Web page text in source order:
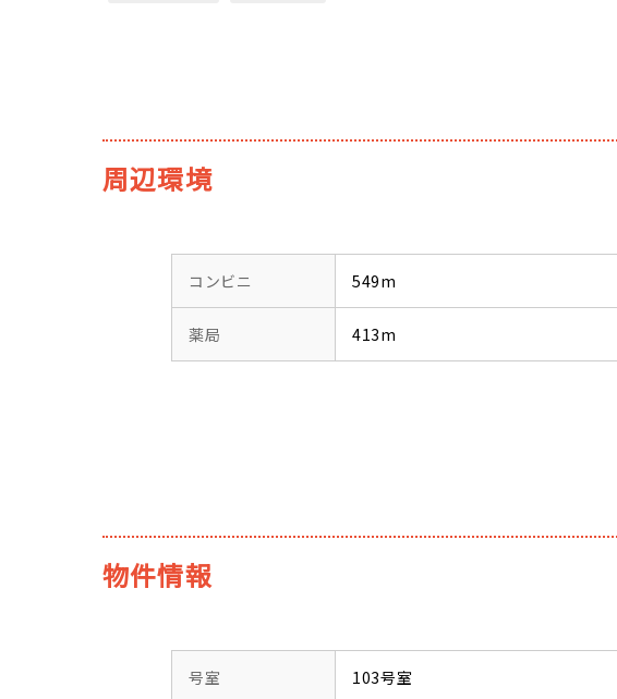
周辺環境
コンビニ 549m
薬局 413m
物件情報
号室 103号室